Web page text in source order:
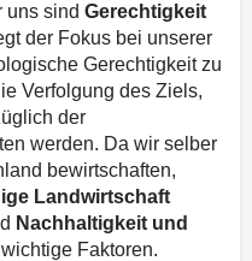
uns sind Gerechtigkeit
der Fokus bei unserer
Gerechtigkeit zu
Verfolgung des Ziels,
der
werden. Da wir selber
bewirtschaften,
Landwirtschaft
Nachhaltigkeit und
Faktoren.